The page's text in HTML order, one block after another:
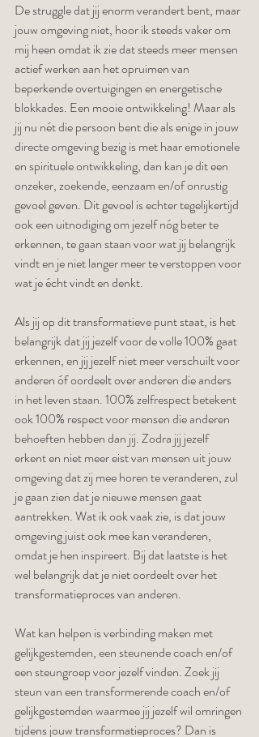
De struggle dat jij enorm verandert bent, maar
jouw omgeving niet, hoor ik steeds vaker om
mij heen omdat ik zie dat steeds meer mensen
actief werken aan het opruimen van
beperkende overtuigingen en energetische
blokkades. Een mooie ontwikkeling! Maar als
jij nu nét die persoon bent die als enige in jouw
directe omgeving bezig is met haar emotionele
en spirituele ontwikkeling, dan kan je dit een
onzeker, zoekende, eenzaam en/of onrustig
gevoel geven. Dit gevoel is echter tegelijkertijd
ook een uitnodiging om jezelf nóg beter te
erkennen, te gaan staan voor wat jij belangrijk
vindt en je niet langer meer te verstoppen voor
wat je écht vindt en denkt.
Als jij op dit transformatieve punt staat, is het
belangrijk dat jij jezelf voor de volle 100% gaat
erkennen, en jij jezelf niet meer verschuilt voor
anderen óf oordeelt over anderen die anders
in het leven staan. 100% zelfrespect betekent
ook 100% respect voor mensen die anderen
behoeften hebben dan jij. Zodra jij jezelf
erkent en niet meer eist van mensen uit jouw
omgeving dat zij mee horen te veranderen, zul
je gaan zien dat je nieuwe mensen gaat
aantrekken. Wat ik ook vaak zie, is dat jouw
omgeving juist ook mee kan veranderen,
omdat je hen inspireert. Bij dat laatste is het
wel belangrijk dat je niet oordeelt over het
transformatieproces van anderen.
Wat kan helpen is verbinding maken met
gelijkgestemden, een steunende coach en/of
een steungroep voor jezelf vinden. Zoek jij
steun van een transformerende coach en/of
gelijkgestemden waarmee jij jezelf wil omringen
tijdens jouw transformatieproces? Dan is